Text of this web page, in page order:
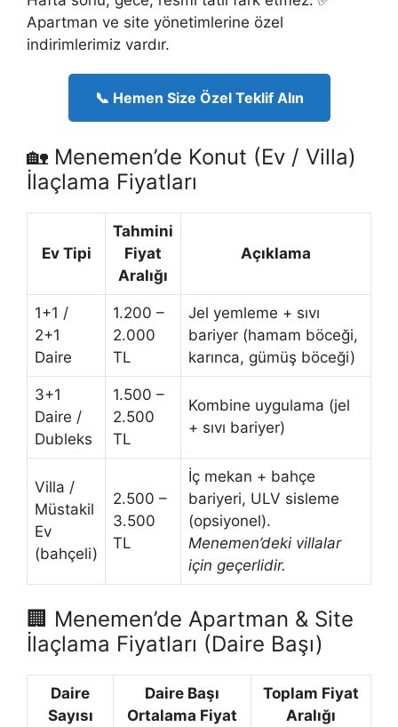
Apartman ve site yönetimlerine özel
indirimlerimiz vardır.
📞 Hemen Size Özel Teklif Alın
🏡 Menemen’de Konut (Ev / Villa)
İlaçlama Fiyatları
Ev Tipi
Tahmini
Fiyat
Aralığı
Açıklama
1+1 /
2+1
Daire
1.200 –
2.000
TL
Jel yemleme + sıvı
bariyer (hamam böceği,
karınca, gümüş böceği)
3+1
Daire /
Dubleks
1.500 –
2.500
TL
Kombine uygulama (jel
+ sıvı bariyer)
Villa /
Müstakil
Ev
(bahçeli)
2.500 –
3.500
TL
İç mekan + bahçe
bariyeri, ULV sisleme
(opsiyonel).
Menemen’deki villalar
için geçerlidir.
🏢 Menemen’de Apartman & Site
İlaçlama Fiyatları (Daire Başı)
Daire
Sayısı
Daire Başı
Ortalama Fiyat
Toplam Fiyat
Aralığı